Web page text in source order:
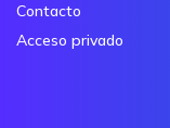
Contacto
Acceso privado